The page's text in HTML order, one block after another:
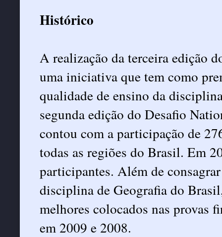
Histórico
A realização da terceira edição
uma iniciativa que tem como
qualidade de ensino da
segunda edição do Desafio
contou com a participação de
todas as regiões do Brasil. Em
participantes. Além de
disciplina de Geografia do
melhores colocados nas provas
em 2009 e 2008.